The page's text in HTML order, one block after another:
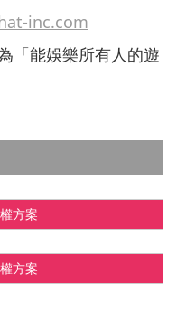
inc.com
「能娛樂所有人的遊
方案
方案